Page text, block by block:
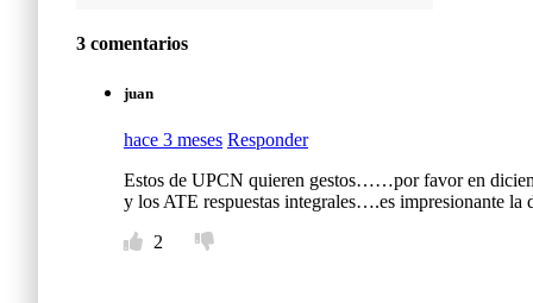
3 comentarios
juan
hace 3 meses Responder
Estos de UPCN quieren gestos……por favor en
y los ATE respuestas integrales….es impresionante la
2